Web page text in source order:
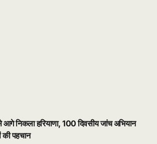
से आगे निकला हरियाणा, 100 दिवसीय जांच अभियान
पहचान